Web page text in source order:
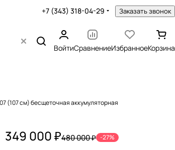
+7 (343) 318-04-29 Заказать звонок
ВойтиСравнениеИзбранноеКорзина
(107 см) бесщеточная аккумуляторная
349 000 ₽480 000 ₽ -27%